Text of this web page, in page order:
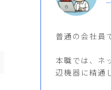
普通の会社員
本職では、ネ
辺機器に精通